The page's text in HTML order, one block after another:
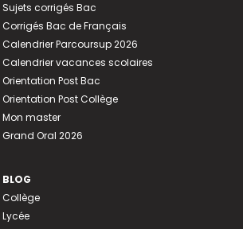
Sujets corrigés Bac
Corrigés Bac de Français
Calendrier Parcoursup 2026
Calendrier vacances scolaires
Orientation Post Bac
Orientation Post Collège
Mon master
Grand Oral 2026
BLOG
Collège
Lycée